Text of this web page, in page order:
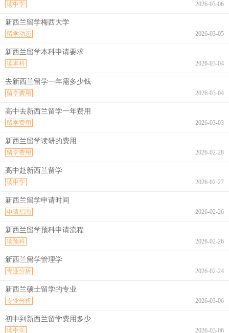
2026-03-06
读中学
新西兰留学梅西大学
2026-03-05
留学动态
新西兰留学本科申请要求
2026-03-04
读本科
去新西兰留学一年需多少钱
2026-03-04
留学费用
高中去新西兰留学一年费用
2026-03-03
留学费用
新西兰留学读研的费用
2026-02-28
留学费用
高中赴新西兰留学
2026-02-27
读中学
新西兰留学申请时间
2026-02-26
申请指南
新西兰留学预科申请流程
2026-02-26
读预科
新西兰留学管理学
2026-02-24
专业分析
新西兰硕士留学的专业
2026-03-06
专业分析
初中到新西兰留学费用多少
2026-03-06
读中学